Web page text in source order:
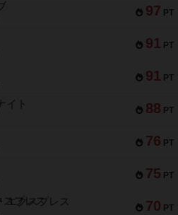
97 PT
91 PT
91 PT
88 PT
イト
76 PT
75 PT
70 PT
エクスプレス